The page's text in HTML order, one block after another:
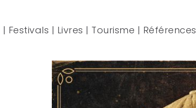
| Festivals | Livres | Tourisme | Références